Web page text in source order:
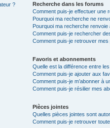
?
Recherche dans les forums
Comment puis-je effectuer une
Pourquoi ma recherche ne
Pourquoi ma recherche renvoie
Comment puis-je rechercher
Comment puis-je retrouver
Favoris et abonnements
Quelle est la différence entre
Comment puis-je ajouter aux
Comment puis-je m’abonner à
Comment puis-je résilier mes
Pièces jointes
Quelles pièces jointes sont
Comment puis-je retrouver